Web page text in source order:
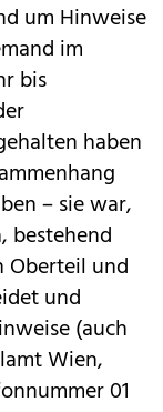
um Hinweise
im
bis
haben
– sie war,
bestehend
Oberteil und
und
(auch
Wien,
01